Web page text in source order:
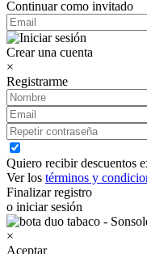
Continuar como invitado
Crear una cuenta
×
Registrarme
Quiero recibir descuentos
Ver los términos y
Finalizar registro
o iniciar sesión
×
Aceptar